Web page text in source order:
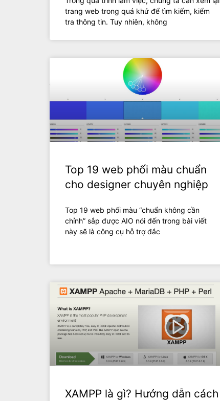
trang web trong quá khứ để tìm kiếm, kiểm
tra thông tin. Tuy nhiên, không
Top 19 web phối màu chuẩn
cho designer chuyên nghiệp
Top 19 web phối màu “chuẩn không cần
chỉnh” sắp được AIO nói đến trong bài viết
này sẽ là công cụ hỗ trợ đắc
XAMPP là gì? Hướng dẫn cách